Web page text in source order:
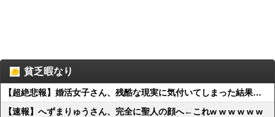
貧乏暇なり
【超絶悲報】婚活女子さん、残酷な現実に気付いてしまった結果…
【速報】へずまりゅうさん、完全に聖人の顔へ←これw w w w w w